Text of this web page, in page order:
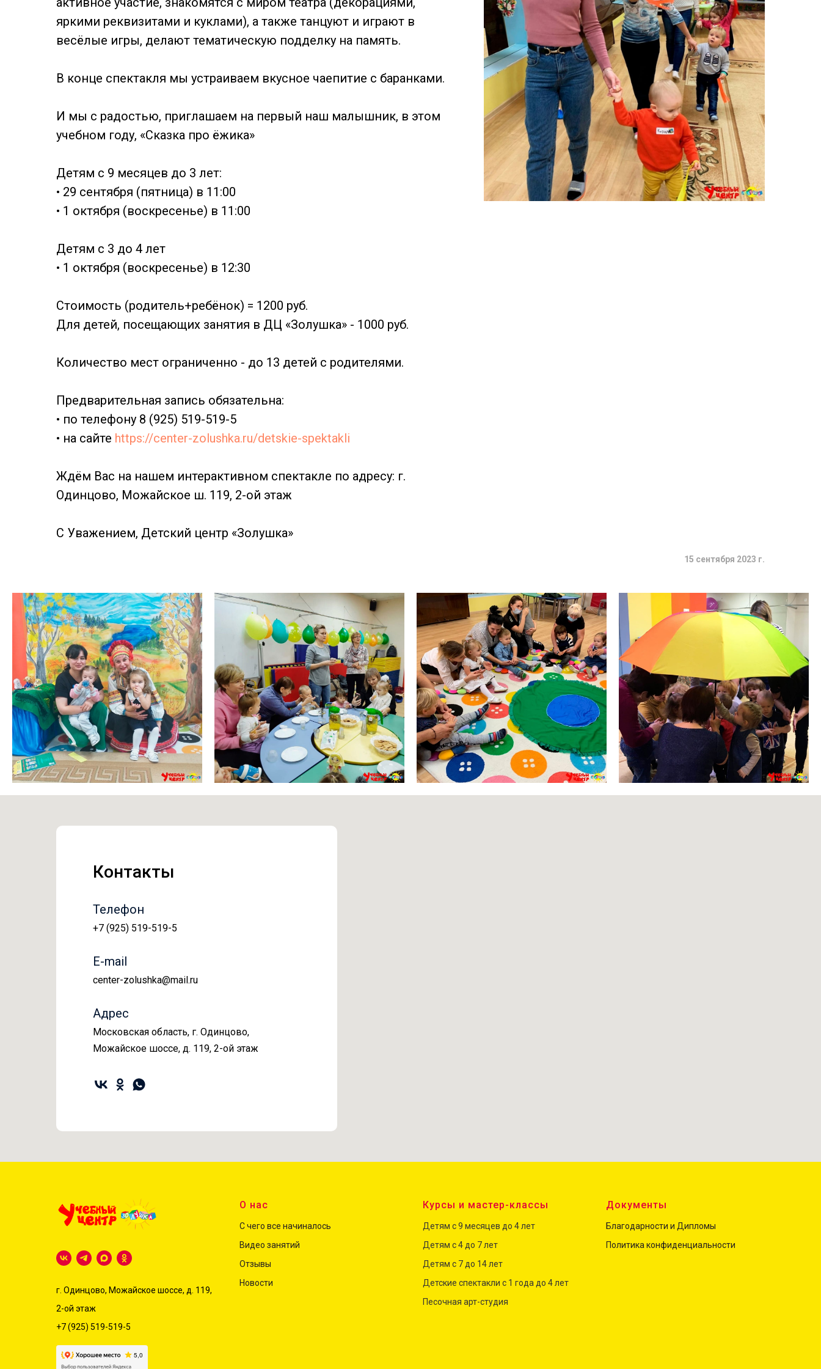
яркими реквизитами и куклами), а также танцуют и играют в
весёлые игры, делают тематическую подделку на память.
В конце спектакля мы устраиваем вкусное чаепитие с баранками.
И мы с радостью, приглашаем на первый наш малышник, в этом
учебном году, «Сказка про ёжика»
Детям с 9 месяцев до 3 лет:
• 29 сентября (пятница) в 11:00
• 1 октября (воскресенье) в 11:00
Детям с 3 до 4 лет
• 1 октября (воскресенье) в 12:30
Стоимость (родитель+ребёнок) = 1200 руб.
Для детей, посещающих занятия в ДЦ «Золушка» - 1000 руб.
Количество мест ограниченно - до 13 детей с родителями.
Предварительная запись обязательна:
• по телефону 8 (925) 519-519-5
• на сайте https://center-zolushka.ru/detskie-spektakli
Ждём Вас на нашем интерактивном спектакле по адресу: г.
Одинцово, Можайское ш. 119, 2-ой этаж
С Уважением, Детский центр «Золушка»
15 сентября 2023 г.
Контакты
Телефон
+7 (925) 519-519-5
E-mail
center-zolushka@mail.ru
Адрес
Московская область, г. Одинцово,
Можайское шоссе, д. 119, 2-ой этаж
г. Одинцово, Можайское шоссе, д. 119,
2-ой этаж
+7 (925) 519-519-5
О нас
С чего все начиналось
Видео занятий
Отзывы
Новости
Курсы и мастер-классы
Детям с 9 месяцев до 4 лет
Детям с 4 до 7лет
Детям с 7 до 14 лет
Детские спектакли с 1 года до 4 лет
Песочная арт-студия
Документы
Благодарности и Дипломы
Политика конфиденциальности